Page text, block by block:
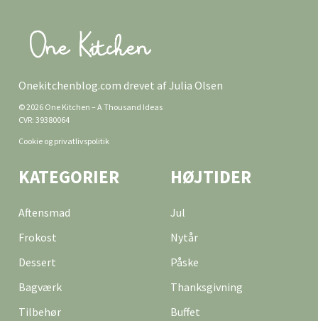
Onekitchenblog.com drevet af Julia Olsen
© 2026 One Kitchen – A Thousand Ideas
CVR: 39380064
Cookie og privatlivspolitik
KATEGORIER
Aftensmad
Frokost
Dessert
Bagværk
Tilbehør
HØJTIDER
Jul
Nytår
Påske
Thanksgivning
Buffet